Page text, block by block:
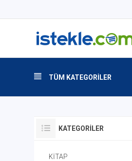
TÜM KATEGORİLER
KATEGORILER
KİTAP